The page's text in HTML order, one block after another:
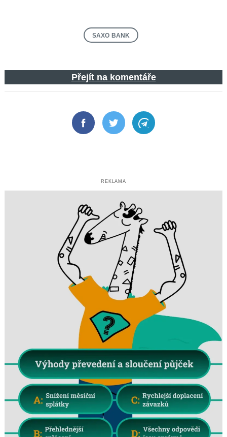
SAXO BANK
Přejít na komentáře
FacebookTwitter Telegram
REKLAMA